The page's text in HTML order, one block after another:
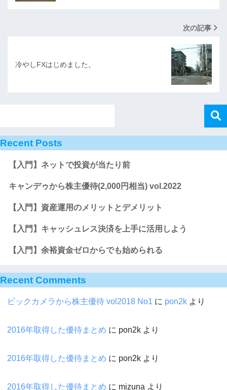
次の記事
冷やしFXはじめました。
Recent Posts
【入門】ネットで投資が当たり前
キャンデゥから株主優待(2,000円相当) vol.2022
【入門】資産運用のメリットとデメリット
【入門】キャッシュレス決済を上手に活用しよう
【入門】余裕資金ゼロからでも始められる
Recent Comments
ビックカメラから株主優待 vol2018 No1 に pon2k より
2016年取得した優待まとめ に pon2k より
2016年取得した優待まとめ に pon2k より
2016年取得した優待まとめ に mizuna より